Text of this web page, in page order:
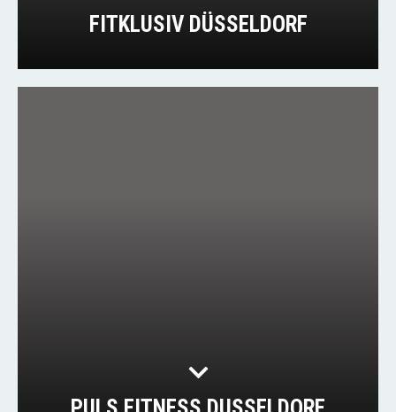
FITKLUSIV DÜSSELDORF